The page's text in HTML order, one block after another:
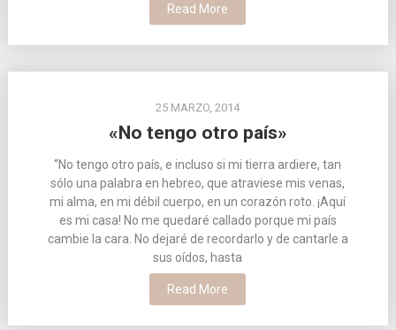
Read More
25 MARZO, 2014
«No tengo otro país»
“No tengo otro país, e incluso si mi tierra ardiere, tan
sólo una palabra en hebreo, que atraviese mis venas,
mi alma, en mi débil cuerpo, en un corazón roto. ¡Aquí
es mi casa! No me quedaré callado porque mi país
cambie la cara. No dejaré de recordarlo y de cantarle a
sus oídos, hasta
Read More